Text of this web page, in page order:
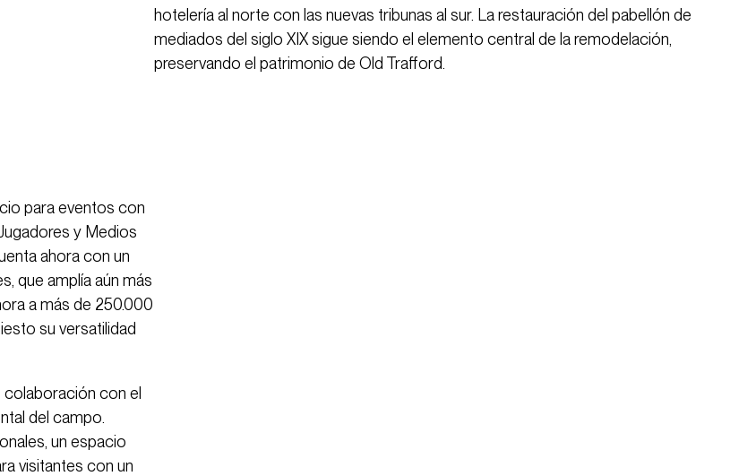
hotelería al norte con las nuevas tribunas al sur. La restauración del pabellón de
mediados del siglo XIX sigue siendo el elemento central de la remodelación,
preservando el patrimonio de Old Trafford.
para eventos con
y Medios
ahora con un
que amplía aún más
a más de 250.000
su versatilidad
colaboración con el
del campo.
un espacio
visitantes con un